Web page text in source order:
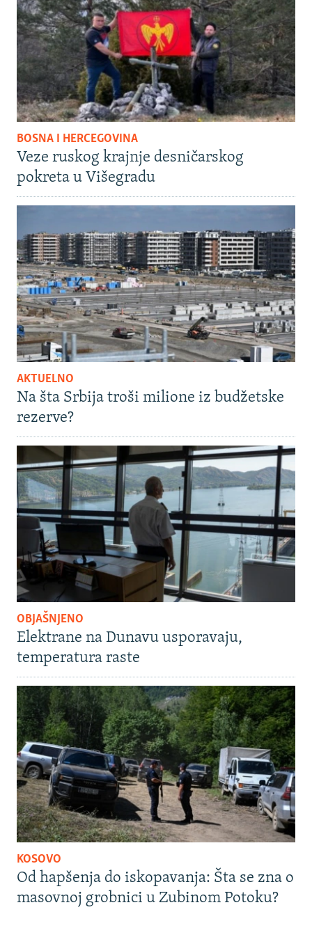
BOSNA I HERCEGOVINA
Veze ruskog krajnje desničarskog
pokreta u Višegradu
AKTUELNO
Na šta Srbija troši milione iz budžetske
rezerve?
OBJAŠNJENO
Elektrane na Dunavu usporavaju,
temperatura raste
KOSOVO
Od hapšenja do iskopavanja: Šta se zna o
masovnoj grobnici u Zubinom Potoku?